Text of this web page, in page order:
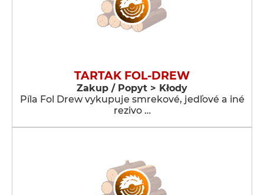
TARTAK FOL-DREW
Zakup / Popyt > Kłody
Píla Fol Drew vykupuje smrekové, jedľové a iné
rezivo …